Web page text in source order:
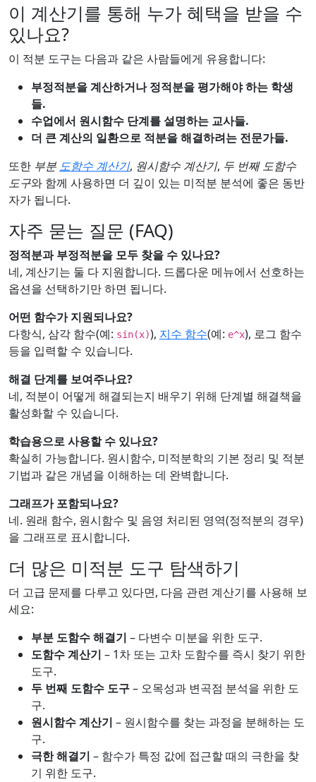
이 계산기를 통해 누가 혜택을 받을 수
있나요?
이 적분 도구는 다음과 같은 사람들에게 유용합니다:
부정적분을 계산하거나 정적분을 평가해야 하는 학생
들.
수업에서 원시함수 단계를 설명하는 교사들.
더 큰 계산의 일환으로 적분을 해결하려는 전문가들.
또한 부분 도함수 계산기, 원시함수 계산기, 두 번째 도함수
도구와 함께 사용하면 더 깊이 있는 미적분 분석에 좋은 동반
자가 됩니다.
자주 묻는 질문 (FAQ)
정적분과 부정적분을 모두 찾을 수 있나요?
네, 계산기는 둘 다 지원합니다. 드롭다운 메뉴에서 선호하는
옵션을 선택하기만 하면 됩니다.
어떤 함수가 지원되나요?
다항식, 삼각 함수(예: sin(x)), 지수 함수(예: e^x), 로그 함수
등을 입력할 수 있습니다.
해결 단계를 보여주나요?
네, 적분이 어떻게 해결되는지 배우기 위해 단계별 해결책을
활성화할 수 있습니다.
학습용으로 사용할 수 있나요?
확실히 가능합니다. 원시함수, 미적분학의 기본 정리 및 적분
기법과 같은 개념을 이해하는 데 완벽합니다.
그래프가 포함되나요?
네. 원래 함수, 원시함수 및 음영 처리된 영역(정적분의 경우)
을 그래프로 표시합니다.
더 많은 미적분 도구 탐색하기
더 고급 문제를 다루고 있다면, 다음 관련 계산기를 사용해 보
세요:
부분 도함수 해결기 – 다변수 미분을 위한 도구.
도함수 계산기 – 1차 또는 고차 도함수를 즉시 찾기 위한
도구.
두 번째 도함수 도구– 오목성과 변곡점 분석을 위한 도
구.
원시함수 계산기 – 원시함수를 찾는 과정을 분해하는 도
구.
극한 해결기 – 함수가 특정 값에 접근할 때의 극한을 찾
기 위한 도구.